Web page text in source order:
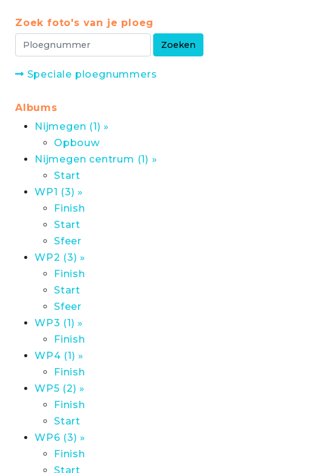
Zoek foto's van je ploeg
Speciale ploegnummers
Albums
Nijmegen (1) »
Opbouw
Nijmegen centrum (1) »
Start
WP1 (3) »
Finish
Start
Sfeer
WP2 (3) »
Finish
Start
Sfeer
WP3 (1) »
Finish
WP4 (1) »
Finish
WP5 (2) »
Finish
Start
WP6 (3) »
Finish
Start